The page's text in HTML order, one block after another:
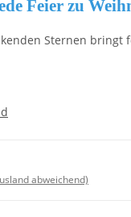
Feier zu
Sternen bringt
abweichend)